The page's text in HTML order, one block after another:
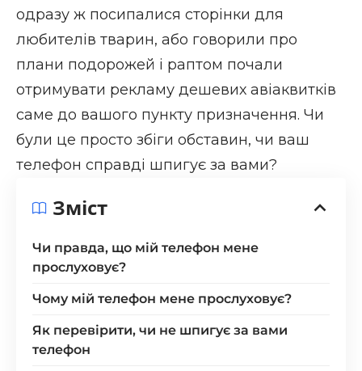
одразу ж посипалися сторінки для
любителів тварин, або говорили про
плани подорожей і раптом почали
отримувати рекламу дешевих авіаквитків
саме до вашого пункту призначення. Чи
були це просто збіги обставин, чи ваш
телефон справді шпигує за вами?
Зміст
Чи правда, що мій телефон мене
прослуховує?
Чому мій телефон мене прослуховує?
Як перевірити, чи не шпигує за вами
телефон